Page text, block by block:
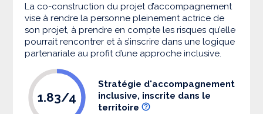
La co-construction du projet d’accompagnement
vise à rendre la personne pleinement actrice de
son projet, à prendre en compte les risques qu’elle
pourrait rencontrer et à s’inscrire dans une logique
partenariale au profit d’une approche inclusive.
1.83/4
Stratégie d'accompagnement
inclusive, inscrite dans le
territoire